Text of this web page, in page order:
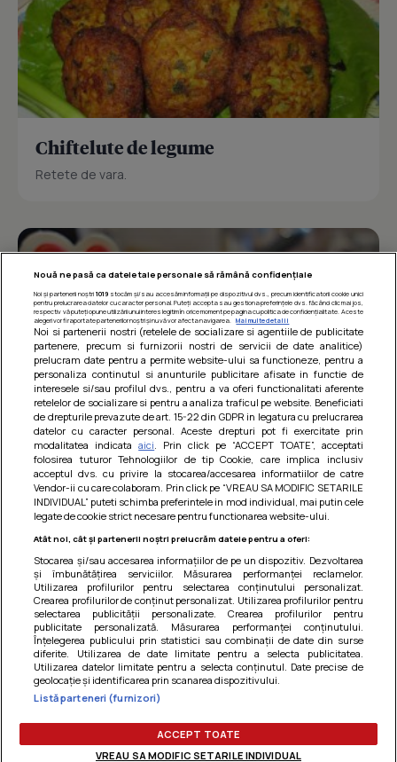
Chiftelute de legume
Retete de vara.
Barcute din vinete cu arpagic rosu
Un deliciu usor de preparat!
Termeni si conditii |
confidentialitate|Gestionați preferințele
Nouă ne pasă ca datele tale personale să rămână confidențiale
Noi și partenerii noștri 1019stocăm și/sau accesăm informații pe dispozitivul dvs., precum identificatorii cookie unici
pentru prelucrarea datelor cu caracter personal. Puteți accepta sau gestiona preferințele dvs. făcând clic mai jos,
respectiv vă puteți opune utilizării unui interes legitim în orice moment pe pagina cu politica de confidențialitate. Aceste
alegeri vor fi raportate partenerilor noștri și nu vă vor afecta navigarea.
Mai multe detalii
Noi si partenerii nostri (retelele de socializare si agentiile de publicitate
partenere, precum si furnizorii nostri de servicii de date analitice)
prelucram date pentru a permite website-ului sa functioneze, pentru a
personaliza continutul si anunturile publicitare afisate in functie de
interesele si/sau profilul dvs., pentru a va oferi functionalitati aferente
retelelor de socializare si pentru a analiza traficul pe website. Beneficiati
de drepturile prevazute de art. 15-22 din GDPR in legatura cu prelucrarea
datelor cu caracter personal. Aceste drepturi pot fi exercitate prin
modalitatea indicataaici . Prin click pe “ACCEPT TOATE”, acceptati
folosirea tuturor Tehnologiilor de tip Cookie, care implica inclusiv
acceptul dvs. cu privire la stocarea/accesarea informatiilor de catre
Vendor-ii cu care colaboram. Prin click pe “VREAU SA MODIFIC SETARILE
INDIVIDUAL” puteti schimba preferintele in mod individual, mai putin cele
legate de cookie strict necesare pentru functionarea website-ului.
Atât noi, cât și partenerii noștri prelucrăm datele pentru a oferi:
Stocarea și/sau accesarea informațiilor de pe un dispozitiv. Dezvoltarea
și îmbunătățirea serviciilor. Măsurarea performanței reclamelor.
Utilizarea profilurilor pentru selectarea conținutului personalizat.
Crearea profilurilor de conținut personalizat. Utilizarea profilurilor pentru
selectarea publicității personalizate. Crearea profilurilor pentru
publicitate personalizată. Măsurarea performanței conținutului.
Înțelegerea publicului prin statistici sau combinații de date din surse
diferite. Utilizarea de date limitate pentru a selecta publicitatea.
Utilizarea datelor limitate pentru a selecta conținutul. Date precise de
geolocație și identificarea prin scanarea dispozitivului.
Listă parteneri (furnizori)
ACCEPT TOATE
VREAU SA MODIFIC SETARILE INDIVIDUAL